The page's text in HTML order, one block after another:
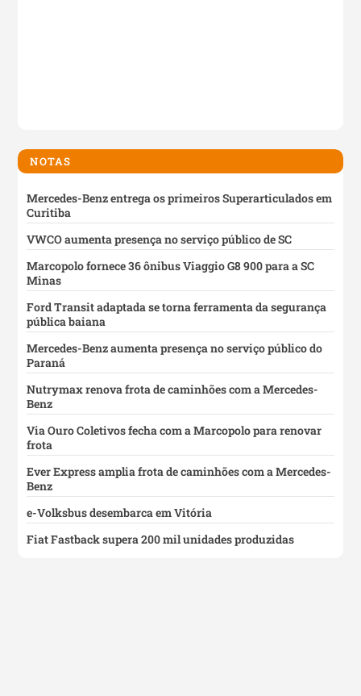
NOTAS
Mercedes-Benz entrega os primeiros Superarticulados em
Curitiba
VWCO aumenta presença no serviço público de SC
Marcopolo fornece 36 ônibus Viaggio G8 900 para a SC
Minas
Ford Transit adaptada se torna ferramenta da segurança
pública baiana
Mercedes-Benz aumenta presença no serviço público do
Paraná
Nutrymax renova frota de caminhões com a Mercedes-
Benz
Via Ouro Coletivos fecha com a Marcopolo para renovar
frota
Ever Express amplia frota de caminhões com a Mercedes-
Benz
e-Volksbus desembarca em Vitória
Fiat Fastback supera 200 mil unidades produzidas